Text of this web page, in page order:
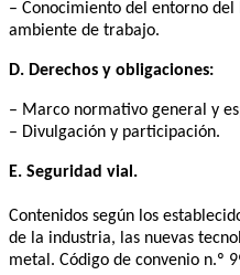
– Conocimiento del entorno
ambiente de trabajo.
D. Derechos y obligaciones:
– Marco normativo general y
– Divulgación y participación.
E. Seguridad vial.
Contenidos según los
de la industria, las nuevas
metal. Código de convenio n.º